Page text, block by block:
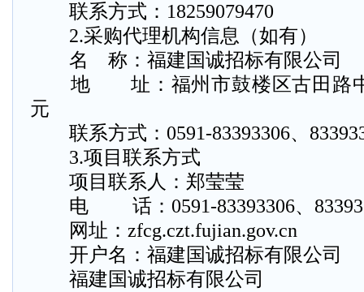
联系方式：18259079470
2.采购代理机构信息（如有）
名 称：福建国诚招标有限公司
地 址：福州市鼓楼区古田路中
元
联系方式：0591-83393306、
3.项目联系方式
项目联系人：郑莹莹
电 话：0591-83393306、
网址：zfcg.czt.fujian.gov.cn
开户名：福建国诚招标有限公司
福建国诚招标有限公司